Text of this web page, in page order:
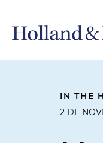
IN THE
2 DE